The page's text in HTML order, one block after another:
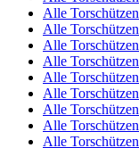
Alle
Alle
Alle
Alle
Alle
Alle
Alle
Alle
Alle